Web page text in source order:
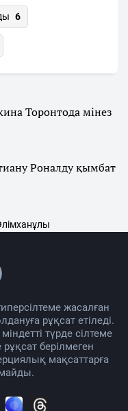
6
Торонтода мінез
Роналду қымбат
жасалған
рұқсат етіледі.
түрде сілтеме
берілмеген
мақсаттарға